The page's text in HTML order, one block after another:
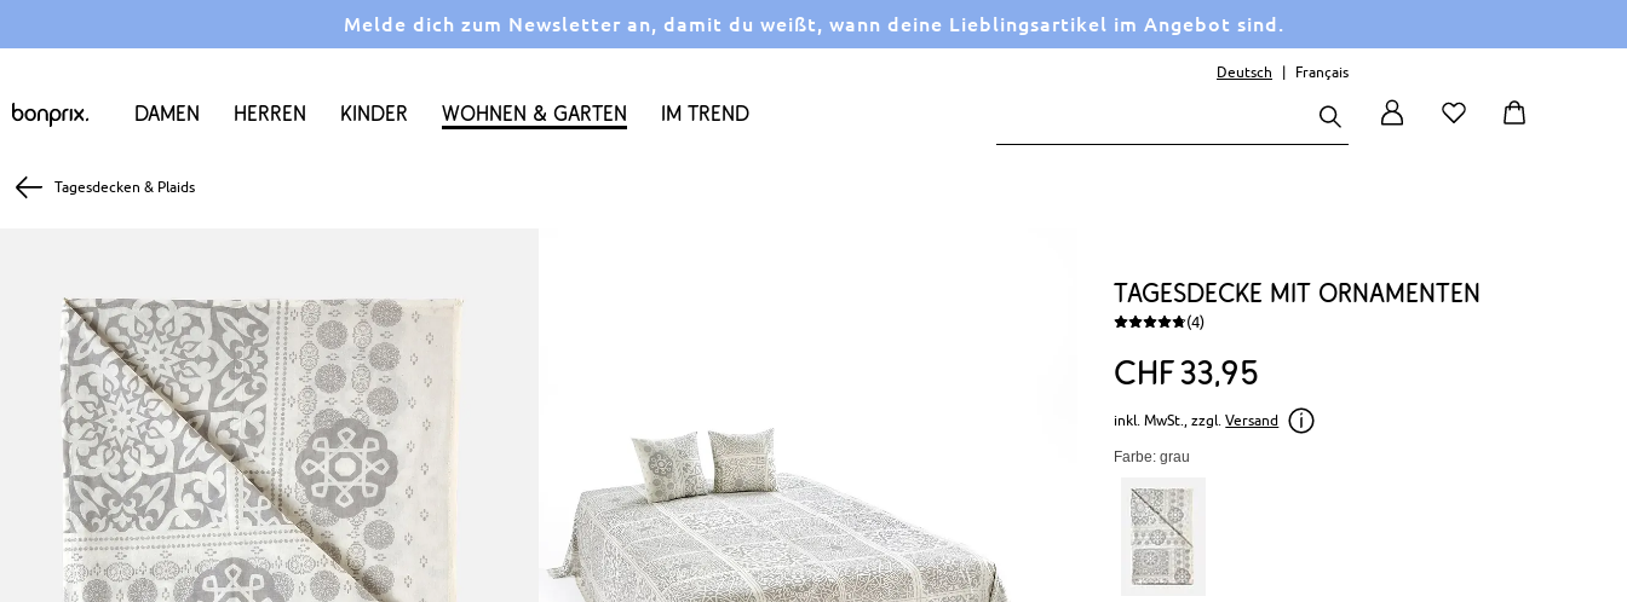
Melde dich zum Newsletter an, damit du weißt, wann deine Lieblingsartikel im Angebot sind.
Damen Herren Kinder Wohnen & Garten Im Trend
Deutsch Français
Tagesdecken & Plaids
Tagesdecke mit Ornamenten
(4)
CHF33 95
inkl. MwSt., zzgl. Versand
Farbe: grau